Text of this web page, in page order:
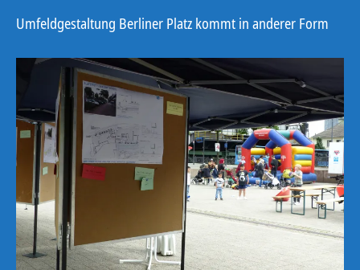
Umfeldgestaltung Berliner Platz kommt in anderer Form